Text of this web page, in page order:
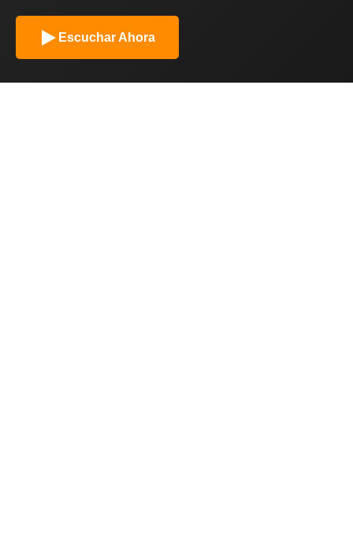
Escuchar Ahora